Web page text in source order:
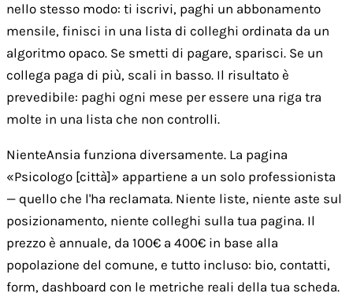
nello stesso modo: ti iscrivi, paghi un abbonamento
mensile, finisci in una lista di colleghi ordinata da un
algoritmo opaco. Se smetti di pagare, sparisci. Se un
collega paga di più, scali in basso. Il risultato è
prevedibile: paghi ogni mese per essere una riga tra
molte in una lista che non controlli.
NienteAnsia funziona diversamente. La pagina
«Psicologo [città]» appartiene a un solo professionista
— quello che l'ha reclamata. Niente liste, niente aste sul
posizionamento, niente colleghi sulla tua pagina. Il
prezzo è annuale, da 100€ a 400€ in base alla
popolazione del comune, e tutto incluso: bio, contatti,
form, dashboard con le metriche reali della tua scheda.